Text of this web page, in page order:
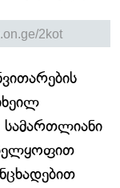
სამართლიანი